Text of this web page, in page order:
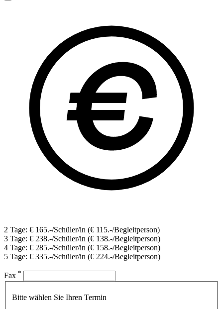
2 Tage: € 165.-/Schüler/in (€ 115.-/Begleitperson)
3 Tage: € 238.-/Schüler/in (€ 138.-/Begleitperson)
4 Tage: € 285.-/Schüler/in (€ 158.-/Begleitperson)
5 Tage: € 335.-/Schüler/in (€ 224.-/Begleitperson)
Fax *
Bitte wählen Sie Ihren Termin